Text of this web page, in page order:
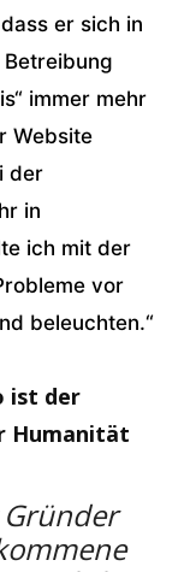
er sich in
immer mehr
Website
der
in
ich mit der
vor
beleuchten.“
ist der
Humanität